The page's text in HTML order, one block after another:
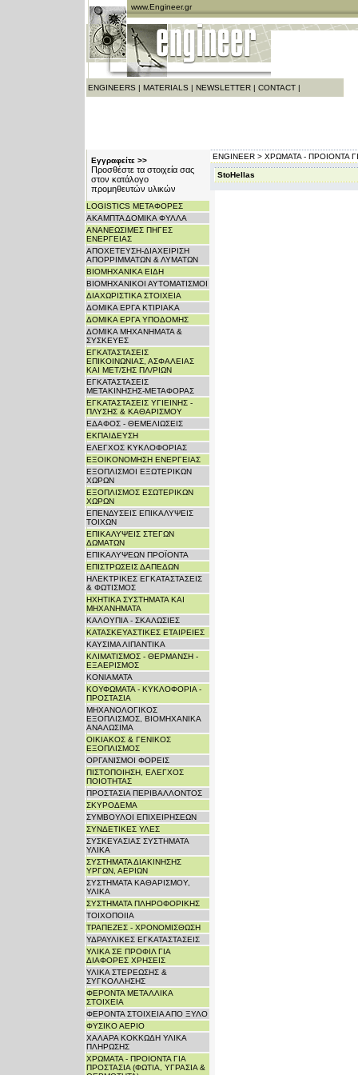
www.Engineer.gr
ENGINEERS | MATERIALS | NEWSLETTER| CONTACT|
Εγγραφείτε >>
Προσθέστε τα στοιχεία σας
στον κατάλογο
προμηθευτών υλικών
LOGISTICS ΜΕΤΑΦΟΡΕΣ
ΑΚΑΜΠΤΑ ΔΟΜΙΚΑ ΦΥΛΛΑ
ΑΝΑΝΕΩΣΙΜΕΣ ΠΗΓΕΣ
ΕΝΕΡΓΕΙΑΣ
ΑΠΟΧΕΤΕΥΣΗ-ΔΙΑΧΕΙΡΙΣΗ
ΑΠΟΡΡΙΜΜΑΤΩΝ & ΛΥΜΑΤΩΝ
ΒΙΟΜΗΧΑΝΙΚΑ ΕΙΔΗ
ΒΙΟΜΗΧΑΝΙΚΟΙ ΑΥΤΟΜΑΤΙΣΜΟΙ
ΔΙΑΧΩΡΙΣΤΙΚΑ ΣΤΟΙΧΕΙΑ
ΔΟΜΙΚΑ ΕΡΓΑ ΚΤΙΡΙΑΚΑ
ΔΟΜΙΚΑ ΕΡΓΑ ΥΠΟΔΟΜΗΣ
ΔΟΜΙΚΑ ΜΗΧΑΝΗΜΑΤΑ &
ΣΥΣΚΕΥΕΣ
ΕΓΚΑΤΑΣΤΑΣΕΙΣ
ΕΠΙΚΟΙΝΩΝΙΑΣ, ΑΣΦΑΛΕΙΑΣ
ΚΑΙ ΜΕΤ/ΣΗΣ ΠΛ/ΡΙΩΝ
ΕΓΚΑΤΑΣΤΑΣΕΙΣ
ΜΕΤΑΚΙΝΗΣΗΣ-ΜΕΤΑΦΟΡΑΣ
ΕΓΚΑΤΑΣΤΑΣΕΙΣ ΥΓΙΕΙΝΗΣ -
ΠΛΥΣΗΣ & ΚΑΘΑΡΙΣΜΟΥ
ΕΔΑΦΟΣ - ΘΕΜΕΛΙΩΣΕΙΣ
ΕΚΠΑΙΔΕΥΣΗ
ΕΛΕΓΧΟΣ ΚΥΚΛΟΦΟΡΙΑΣ
ΕΞΟΙΚΟΝΟΜΗΣΗ ΕΝΕΡΓΕΙΑΣ
ΕΞΟΠΛΙΣΜΟΙ ΕΞΩΤΕΡΙΚΩΝ
ΧΩΡΩΝ
ΕΞΟΠΛΙΣΜΟΣ ΕΣΩΤΕΡΙΚΩΝ
ΧΩΡΩΝ
ΕΠΕΝΔΥΣΕΙΣ ΕΠΙΚΑΛΥΨΕΙΣ
ΤΟΙΧΩΝ
ΕΠΙΚΑΛΥΨΕΙΣ ΣΤΕΓΩΝ
ΔΩΜΑΤΩΝ
ΕΠΙΚΑΛΥΨΕΩΝ ΠΡΟΪΟΝΤΑ
ΕΠΙΣΤΡΩΣΕΙΣ ΔΑΠΕΔΩΝ
ΗΛΕΚΤΡΙΚΕΣ ΕΓΚΑΤΑΣΤΑΣΕΙΣ
& ΦΩΤΙΣΜΟΣ
ΗΧΗΤΙΚΑ ΣΥΣΤΗΜΑΤΑ ΚΑΙ
ΜΗΧΑΝΗΜΑΤΑ
ΚΑΛΟΥΠΙΑ - ΣΚΑΛΩΣΙΕΣ
ΚΑΤΑΣΚΕΥΑΣΤΙΚΕΣ ΕΤΑΙΡΕΙΕΣ
ΚΑΥΣΙΜΑ ΛΙΠΑΝΤΙΚΑ
ΚΛΙΜΑΤΙΣΜΟΣ - ΘΕΡΜΑΝΣΗ -
ΕΞΑΕΡΙΣΜΟΣ
ΚΟΝΙΑΜΑΤΑ
ΚΟΥΦΩΜΑΤΑ - ΚΥΚΛΟΦΟΡΙΑ -
ΠΡΟΣΤΑΣΙΑ
ΜΗΧΑΝΟΛΟΓΙΚΟΣ
ΕΞΟΠΛΙΣΜΟΣ, ΒΙΟΜΗΧΑΝΙΚΑ
ΑΝΑΛΩΣΙΜΑ
ΟΙΚΙΑΚΟΣ & ΓΕΝΙΚΟΣ
ΕΞΟΠΛΙΣΜΟΣ
ΟΡΓΑΝΙΣΜΟΙ ΦΟΡΕΙΣ
ΠΙΣΤΟΠΟΙΗΣΗ, ΕΛΕΓΧΟΣ
ΠΟΙΟΤΗΤΑΣ
ΠΡΟΣΤΑΣΙΑ ΠΕΡΙΒΑΛΛΟΝΤΟΣ
ΣΚΥΡΟΔΕΜΑ
ΣΥΜΒΟΥΛΟΙ ΕΠΙΧΕΙΡΗΣΕΩΝ
ΣΥΝΔΕΤΙΚΕΣ ΥΛΕΣ
ΣΥΣΚΕΥΑΣΙΑΣ ΣΥΣΤΗΜΑΤΑ
ΥΛΙΚΑ
ΣΥΣΤΗΜΑΤΑ ΔΙΑΚΙΝΗΣΗΣ
ΥΡΓΩΝ, ΑΕΡΙΩΝ
ΣΥΣΤΗΜΑΤΑ ΚΑΘΑΡΙΣΜΟΥ,
ΥΛΙΚΑ
ΣΥΣΤΗΜΑΤΑ ΠΛΗΡΟΦΟΡΙΚΗΣ
ΤΟΙΧΟΠΟΙΙΑ
ΤΡΑΠΕΖΕΣ - ΧΡΟΝΟΜΙΣΘΩΣΗ
ΥΔΡΑΥΛΙΚΕΣ ΕΓΚΑΤΑΣΤΑΣΕΙΣ
ΥΛΙΚΑ ΣΕ ΠΡΟΦΙΛ ΓΙΑ
ΔΙΑΦΟΡΕΣ ΧΡΗΣΕΙΣ
ΥΛΙΚΑ ΣΤΕΡΕΩΣΗΣ &
ΣΥΓΚΟΛΛΗΣΗΣ
ΦΕΡΟΝΤΑ ΜΕΤΑΛΛΙΚΑ
ΣΤΟΙΧΕΙΑ
ΦΕΡΟΝΤΑ ΣΤΟΙΧΕΙΑ ΑΠΟ ΞΥΛΟ
ΦΥΣΙΚΟ ΑΕΡΙΟ
ΧΑΛΑΡΑ ΚΟΚΚΩΔΗ ΥΛΙΚΑ
ΠΛΗΡΩΣΗΣ
ΧΡΩΜΑΤΑ - ΠΡΟΙΟΝΤΑ ΓΙΑ
ΠΡΟΣΤΑΣΙΑ (ΦΩΤΙΑ, ΥΓΡΑΣΙΑ &
ENGINEER > ΧΡΩΜΑΤΑ - ΠΡΟΙΟΝΤΑ
StoHellas